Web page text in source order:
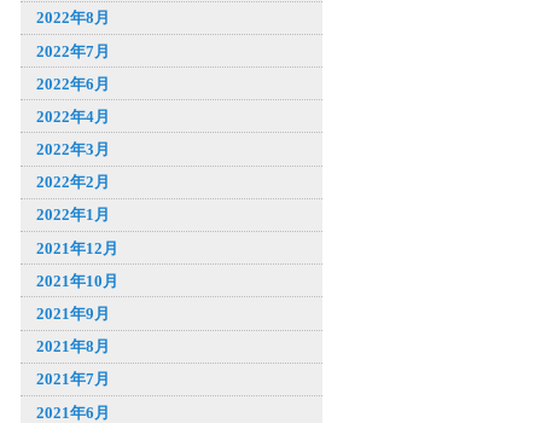
2022年8月
2022年7月
2022年6月
2022年4月
2022年3月
2022年2月
2022年1月
2021年12月
2021年10月
2021年9月
2021年8月
2021年7月
2021年6月